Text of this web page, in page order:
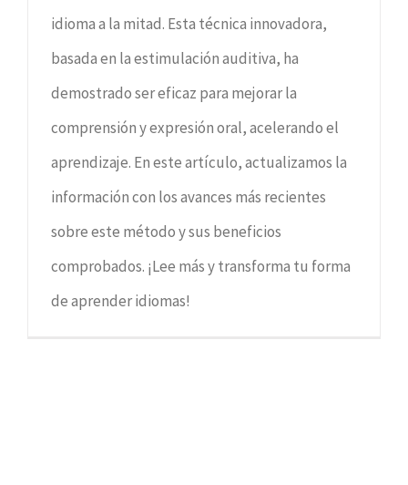
idioma a la mitad. Esta técnica innovadora,
basada en la estimulación auditiva, ha
demostrado ser eficaz para mejorar la
comprensión y expresión oral, acelerando el
aprendizaje. En este artículo, actualizamos la
información con los avances más recientes
sobre este método y sus beneficios
comprobados. ¡Lee más y transforma tu forma
de aprender idiomas!